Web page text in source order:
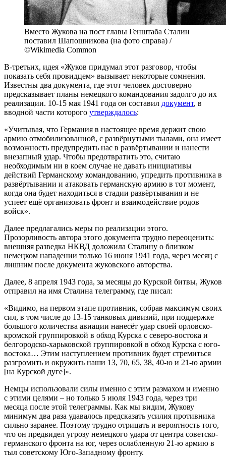
Вместо Жукова на пост главы Генштаба Сталин
поставил Шапошникова (на фото справа) /
©Wikimedia Common
В-третьих, идея «Жуков придумал этот разговор, чтобы
показать себя провидцем» вызывает некоторые сомнения.
Известны два документа, где этот человек достоверно
предсказывает планы немецкого командования задолго до их
реализации. 10-15 мая 1941 года он составил документ, в
вводной части которого утверждалось:
«Учитывая, что Германия в настоящее время держит свою
армию отмобилизованной, с развёрнутыми тылами, она имеет
возможность предупредить нас в развёртывании и нанести
внезапный удар. Чтобы предотвратить это, считаю
необходимым ни в коем случае не давать инициативы
действий Германскому командованию, упредить противника в
развёртывании и атаковать германскую армию в тот момент,
когда она будет находиться в стадии развёртывания и не
успеет ещё организовать фронт и взаимодействие родов
войск».
Далее предлагались меры по реализации этого.
Прозорливость автора этого документа трудно переоценить:
внешняя разведка НКВД доложила Сталину о близком
немецком нападении только 16 июня 1941 года, через месяц с
лишним после документа жуковского авторства.
Далее, 8 апреля 1943 года, за месяцы до Курской битвы, Жуков
отправил на имя Сталина телеграмму, где писал:
«Видимо, на первом этапе противник, собрав максимум своих
сил, в том числе до 13-15 танковых дивизий, при поддержке
большого количества авиации нанесёт удар своей орловско-
кромской группировкой в обход Курска с северо-востока и
белгородско-харьковской группировкой в обход Курска с юго-
востока… Этим наступлением противник будет стремиться
разгромить и окружить наши 13, 70, 65, 38, 40-ю и 21-ю армии
[на Курской дуге]».
Немцы использовали силы именно с этим размахом и именно
с этими целями – но только 5 июля 1943 года, через три
месяца после этой телеграммы. Как мы видим, Жукову
минимум два раза удавалось предсказать усилия противника
сильно заранее. Поэтому трудно отрицать и вероятность того,
что он предвидел угрозу немецкого удара от центра советско-
германского фронта на юг, через ослабленную 21-ю армию в
тыл советскому Юго-Западному фронту.